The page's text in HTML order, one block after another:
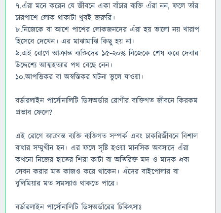
৭.এঁরা মনে করেন যে জীবনে একা বাঁচার ব্যক্তি এঁরা নন, ফলে তাঁর
চারপাশে লোক থাকাটা খুবই জরুরি।
৮.নিজেকে বা আশে পাশের লোকজনদের এঁরা হয় ভালো নয় খারাপ
হিসেবে দেখেন। এর মাঝামাঝি কিছু হয় না।
৯.এই রোগে আক্রান্ত ব্যক্তিদের ১৫-২০% নিজেকে শেষ করে দেবার
উদ্দেশ্যে আত্মহত্যার পথ বেছে নেন।
১০.আপত্তিকর বা অস্বস্তিকর ঘটনা ভুলে যাওয়া।
বর্ডারলাইন পার্সোনালিটি ডিসঅর্ডার রোগীর ব্যক্তিগত জীবনে কিরকম
প্রভাব ফেলে?
এই রোগে আক্রান্ত ব্যক্তি ব্যক্তিগত সম্পর্ক এবং চাকরিজীবনে বিশাল
বাধার সম্মুখীন হন। এর ফলে সৃষ্টি হওয়া মানসিক অবসাদে এঁরা
কখনো নিজের হাতের শিরা কাটা বা অতিরিক্ত মদ ও মাদক দ্রব্য
সেবন করার মত কাজও করে থাকেন। এঁদের বাইপোলার বা
বুলিমিয়ার মত সমস্যাও থাকতে পারে।
বর্ডারলাইন পার্সোনালিটি ডিসঅর্ডারের চিকিৎসাঃ